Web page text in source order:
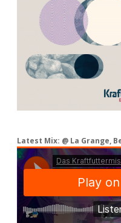
Latest Mix: @ La Grange,